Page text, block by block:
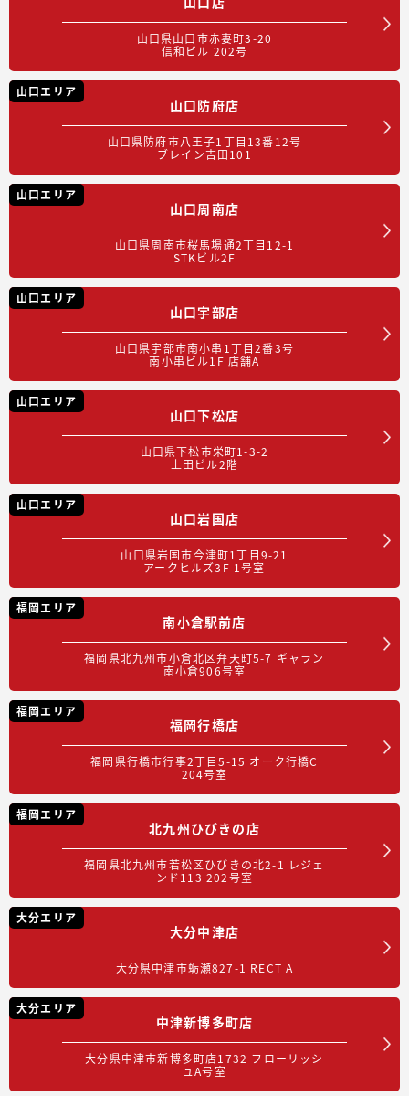
山口県山口市赤妻町3-20
信和ビル 202号
山口エリア
山口防府店
山口県防府市八王子1丁目13番12号
ブレイン吉田101
山口エリア
山口周南店
山口県周南市桜馬場通2丁目12-1
STKビル2F
山口エリア
山口宇部店
山口県宇部市南小串1丁目2番3号
南小串ビル1F 店舗A
山口エリア
山口下松店
山口県下松市栄町1-3-2
上田ビル2階
山口エリア
山口岩国店
山口県岩国市今津町1丁目9-21
アークヒルズ3F 1号室
福岡エリア
南小倉駅前店
福岡県北九州市小倉北区弁天町5-7 ギャラン
南小倉906号室
福岡エリア
福岡行橋店
福岡県行橋市行事2丁目5-15 オーク行橋C
204号室
福岡エリア
北九州ひびきの店
福岡県北九州市若松区ひびきの北2-1 レジェ
ンド113 202号室
大分エリア
大分中津店
大分県中津市蛎瀬827-1 RECT A
大分エリア
中津新博多町店
大分県中津市新博多町店1732 フローリッシ
ュA号室